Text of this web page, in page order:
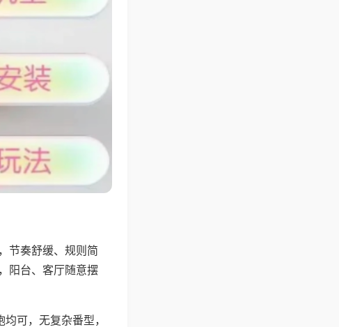
节奏舒缓、规则简
阳台、客厅随意摆
可，无复杂番型，